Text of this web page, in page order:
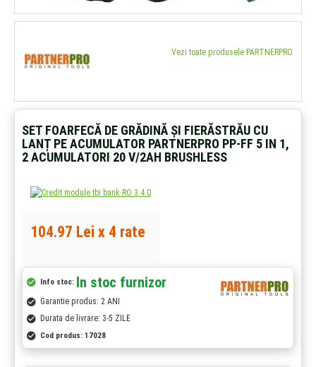
Vezi toate produsele PARTNERPRO
SET FOARFECĂ DE GRĂDINĂ ȘI FIERĂSTRĂU CU
LANȚ PE ACUMULATOR PARTNERPRO PP-FF 5 IN 1,
2 ACUMULATORI 20 V/2AH BRUSHLESS
Info stoc: In stoc furnizor
Garantie produs: 2 ANI
Durata de livrare: 3-5 ZILE
Cod produs: 17028
104.97 Lei x 4 rate